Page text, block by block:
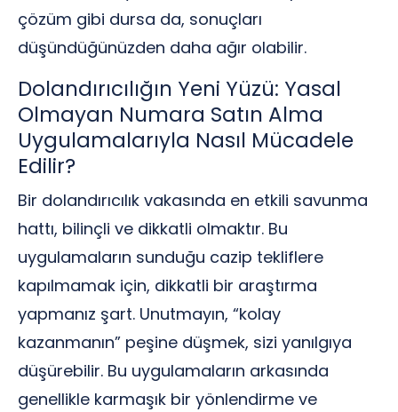
çözüm gibi dursa da, sonuçları
düşündüğünüzden daha ağır olabilir.
Dolandırıcılığın Yeni Yüzü: Yasal
Olmayan Numara Satın Alma
Uygulamalarıyla Nasıl Mücadele
Edilir?
Bir dolandırıcılık vakasında en etkili savunma
hattı, bilinçli ve dikkatli olmaktır. Bu
uygulamaların sunduğu cazip tekliflere
kapılmamak için, dikkatli bir araştırma
yapmanız şart. Unutmayın, “kolay
kazanmanın” peşine düşmek, sizi yanılgıya
düşürebilir. Bu uygulamaların arkasında
genellikle karmaşık bir yönlendirme ve